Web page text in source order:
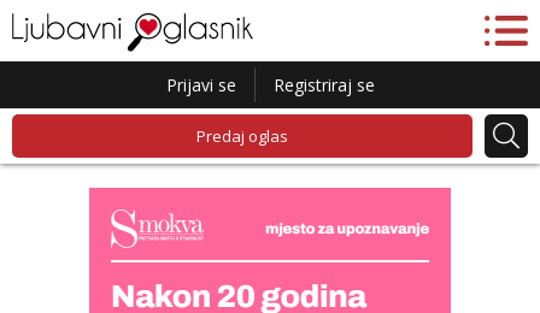
Prijavi se Registriraj se
Predaj oglas